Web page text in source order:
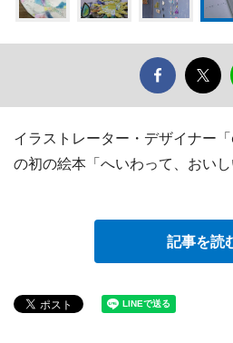
イラストレーター・デザイナー
の初の絵本「へいわって、おいし
記事を読